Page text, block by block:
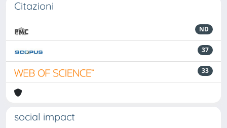
Citazioni
ND
37
33
social impact